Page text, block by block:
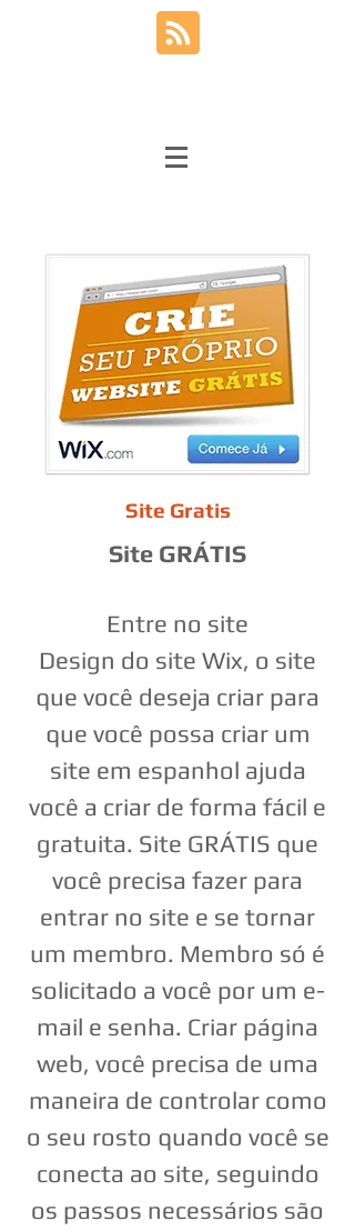
Site GRÁTIS
Entre no site
Design do site Wix, o site
que você deseja criar para
que você possa criar um
site em espanhol ajuda
você a criar de forma fácil e
gratuita. Site GRÁTIS que
você precisa fazer para
entrar no site e se tornar
um membro. Membro só é
solicitado a você por um e-
mail e senha. Criar página
web, você precisa de uma
maneira de controlar como
o seu rosto quando você se
conecta ao site, seguindo
os passos necessários são
Site Gratis